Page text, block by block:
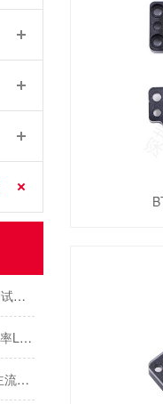
DDR内存互联芯片测试：RCD/DB与MRCD/MDB引脚参数及鸿怡电子芯片测试座工程应用
芯片的“成年礼”：芯片FT成品测试，鸿怡电子芯片FT测试座守护每一颗芯片出厂即稳定
鸿怡电子IC老化座工程师:为什么说芯片老化测试座是芯片可靠性检测的利器？